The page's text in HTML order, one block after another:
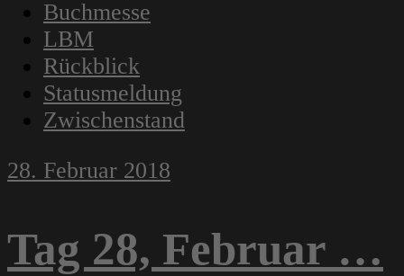
Buchmesse
LBM
Rückblick
Statusmeldung
Zwischenstand
28. Februar 2018
Tag 28, Februar …